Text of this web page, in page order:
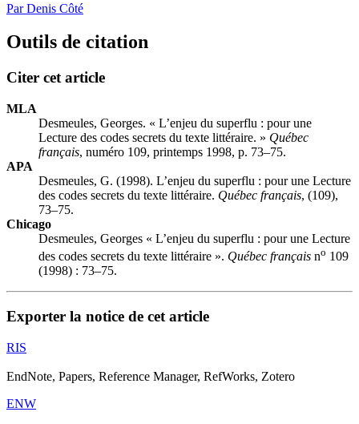
Par Denis Côté
Outils de citation
Citer cet article
MLA
Desmeules, Georges. « L’enjeu du superflu : pour une
Lecture des codes secrets du texte littéraire. » Québec
français, numéro 109, printemps 1998, p. 73–75.
APA
Desmeules, G. (1998). L’enjeu du superflu : pour une Lecture
des codes secrets du texte littéraire. Québec français, (109),
73–75.
Chicago
Desmeules, Georges « L’enjeu du superflu : pour une Lecture
des codes secrets du texte littéraire ». Québec français no 109
(1998) : 73–75.
Exporter la notice de cet article
RIS
EndNote, Papers, Reference Manager, RefWorks, Zotero
ENW